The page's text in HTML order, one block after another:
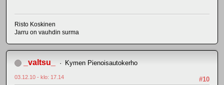
Risto Koskinen
Jarru on vauhdin surma
_valtsu_ Kymen Pienoisautokerho
#10
03.12.10 - klo: 17.14